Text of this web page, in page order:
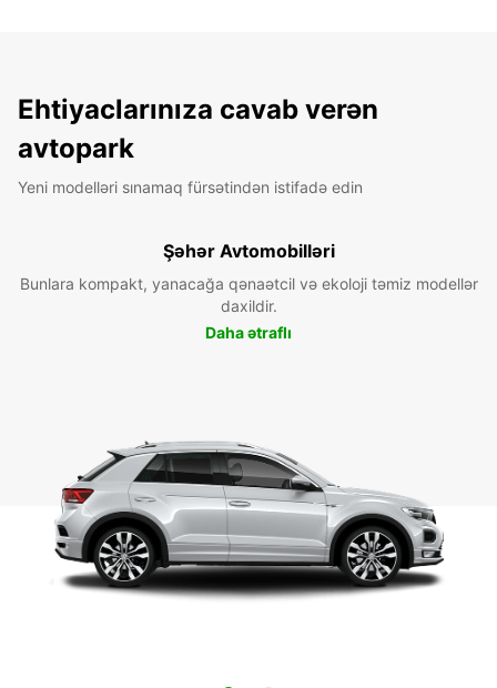
Ehtiyaclarınıza cavab verən
avtopark
Yeni modelləri sınamaq fürsətindən istifadə edin
Şəhər Avtomobilləri
Bunlara kompakt, yanacağa qənaətcil və ekoloji təmiz modellər
daxildir.
Daha ətraflı